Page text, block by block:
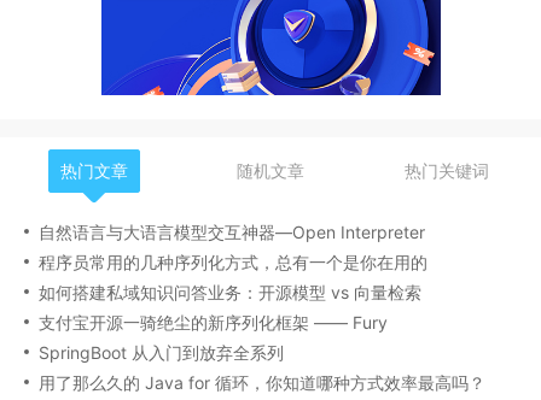
热门文章 随机文章 热门关键词
自然语言与大语言模型交互神器—Open Interpreter
程序员常用的几种序列化方式，总有一个是你在用的
如何搭建私域知识问答业务：开源模型 vs 向量检索
支付宝开源一骑绝尘的新序列化框架 —— Fury
SpringBoot 从入门到放弃全系列
用了那么久的 Java for 循环，你知道哪种方式效率最高吗？